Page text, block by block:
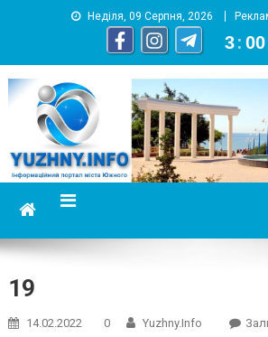
Неділя, 09 Серпня, 2026
3 : 00
информационный портал
19
14.02.2022 0 Yuzhny.info